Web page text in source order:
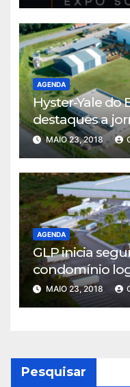
AGENDA
Hyster-Yale do
destaques a
MAIO 23, 2018
AGENDA
GLP inicia
condomínio
MAIO 23, 2018
Pesquisar